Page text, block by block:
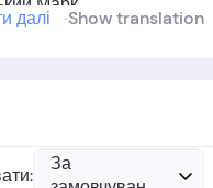
далі Show translation
За